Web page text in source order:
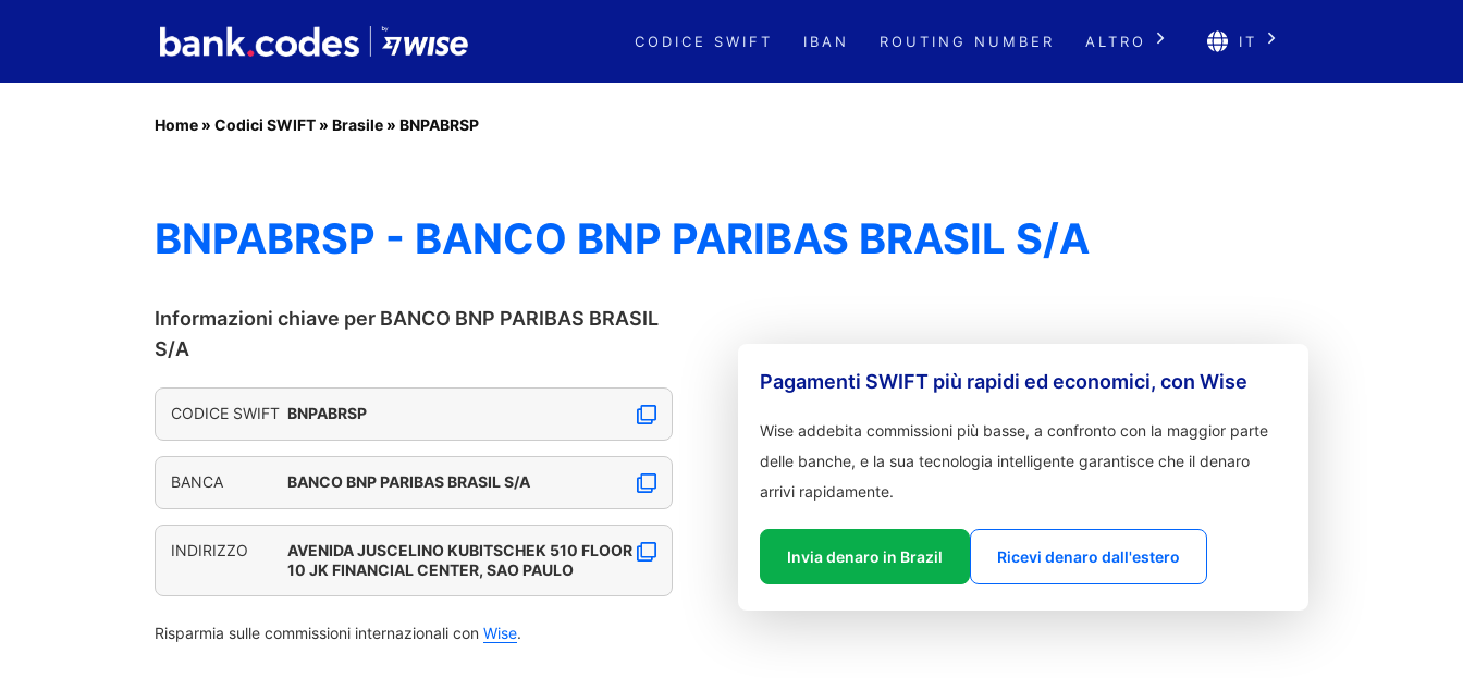
CODICE SWIFT IBAN ROUTING NUMBER ALTRO IT
Home » Codici SWIFT » Brasile » BNPABRSP
BNPABRSP - BANCO BNP PARIBAS BRASIL S/A
Informazioni chiave per BANCO BNP PARIBAS BRASIL
S/A
CODICE SWIFT BNPABRSP
BANCA BANCO BNP PARIBAS BRASIL S/A
INDIRIZZO
AVENIDA JUSCELINO KUBITSCHEK 510 FLOOR
10 JK FINANCIAL CENTER, SAO PAULO
Risparmia sulle commissioni internazionali con Wise.
Pagamenti SWIFT più rapidi ed economici, con Wise
Wise addebita commissioni più basse, a confronto con la maggior parte
delle banche, e la sua tecnologia intelligente garantisce che il denaro
arrivi rapidamente.
Invia denaro in Brazil Ricevi denaro dall'estero